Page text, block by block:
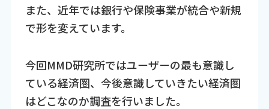
また、近年では銀行や保険事業が統合や新規
で形を変えています。
今回MMD研究所ではユーザーの最も意識し
ている経済圏、今後意識していきたい経済圏
はどこなのか調査を行いました。